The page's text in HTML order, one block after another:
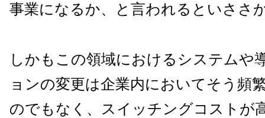
事業になるか、と言われるといささ
しかもこの領域におけるシステムや
ョンの変更は企業内においてそう頻
のでもなく、スイッチングコストが